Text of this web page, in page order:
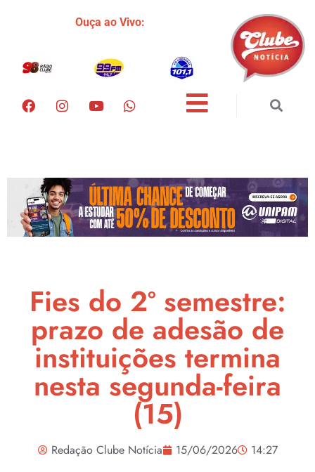
Ouça ao Vivo:
Fies do 2º semestre:
prazo de adesão de
instituições termina
nesta segunda-feira
(15)
Redação Clube Notícia 15/06/2026
14:27